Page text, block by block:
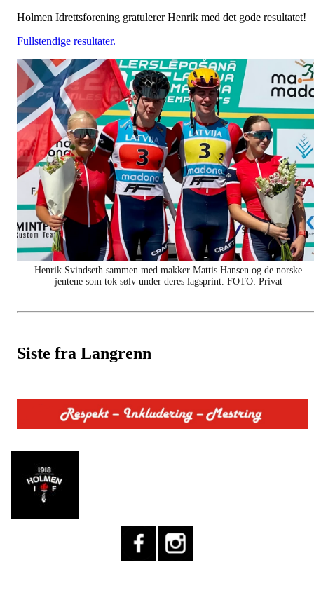
Holmen Idrettsforening gratulerer Henrik med det gode resultatet!
Fullstendige resultater.
Henrik Svindseth sammen med makker Mattis Hansen og de norske
jentene som tok sølv under deres lagsprint. FOTO: Privat
Siste fra Langrenn